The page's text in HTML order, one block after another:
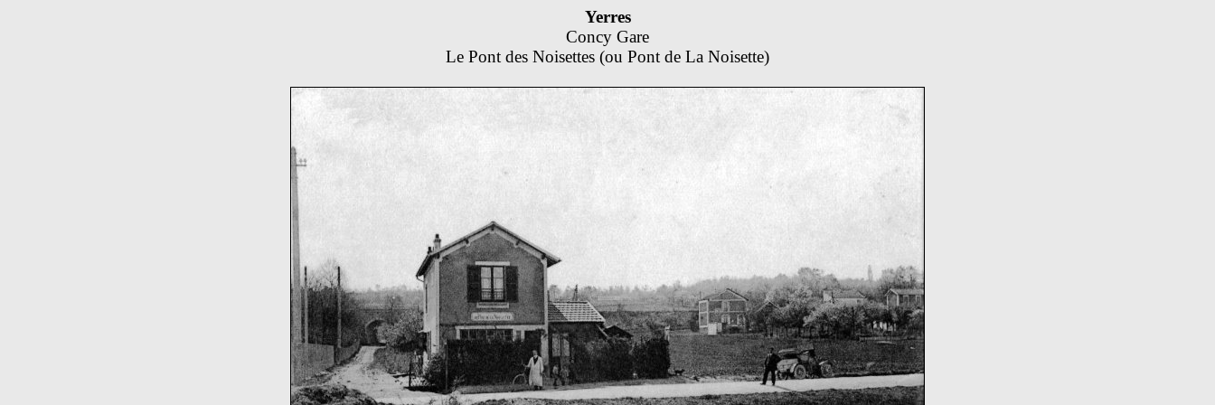
Yerres
Concy Gare
Le Pont des Noisettes (ou Pont de La Noisette)